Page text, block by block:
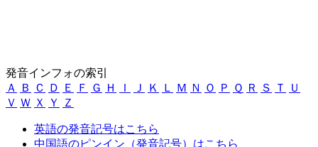
発音インフォの索引
Ａ
Ｂ Ｃ Ｄ Ｅ Ｆ Ｇ Ｈ Ｉ Ｊ Ｋ Ｌ Ｍ Ｎ Ｏ Ｐ Ｑ Ｒ Ｓ Ｔ
Ｕ
Ｖ Ｗ Ｘ Ｙ Ｚ
英語の発音記号はこちら
中国語のピンイン（発音記号）はこちら